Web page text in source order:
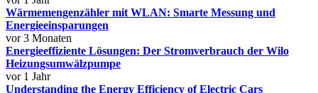
Wärmemengenzähler mit WLAN: Smarte Messung und
Energieeinsparungen
vor 3 Monaten
Energieeffiziente Lösungen: Der Stromverbrauch der Wilo
Heizungsumwälzpumpe
vor 1 Jahr
Understanding the Energy Efficiency of Electric Cars